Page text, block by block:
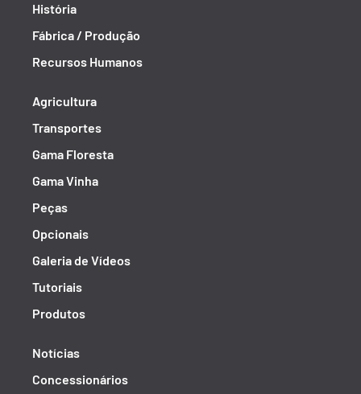
História
Fábrica / Produção
Recursos Humanos
Agricultura
Transportes
Gama Floresta
Gama Vinha
Peças
Opcionais
Galeria de Vídeos
Tutoriais
Produtos
Notícias
Concessionários